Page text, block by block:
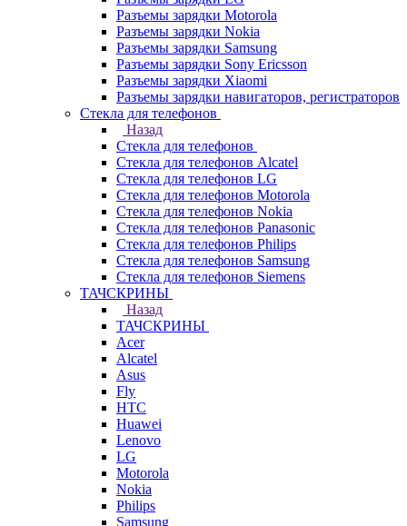
Разъемы зарядки Motorola
Разъемы зарядки Nokia
Разъемы зарядки Samsung
Разъемы зарядки Sony Ericsson
Разъемы зарядки Xiaomi
Разъемы зарядки навигаторов, регистраторов
Стекла для телефонов
Назад
Стекла для телефонов
Стекла для телефонов Alcatel
Стекла для телефонов LG
Стекла для телефонов Motorola
Стекла для телефонов Nokia
Стекла для телефонов Panasonic
Стекла для телефонов Philips
Стекла для телефонов Samsung
Стекла для телефонов Siemens
ТАЧСКРИНЫ
Назад
ТАЧСКРИНЫ
Acer
Alcatel
Asus
Fly
HTC
Huawei
Lenovo
LG
Motorola
Nokia
Philips
Samsung